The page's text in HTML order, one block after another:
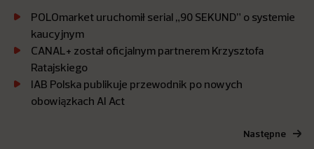
POLOmarket uruchomił serial „90 SEKUND” o systemie
kaucyjnym
CANAL+ został oficjalnym partnerem Krzysztofa
Ratajskiego
IAB Polska publikuje przewodnik po nowych
obowiązkach AI Act
Następne